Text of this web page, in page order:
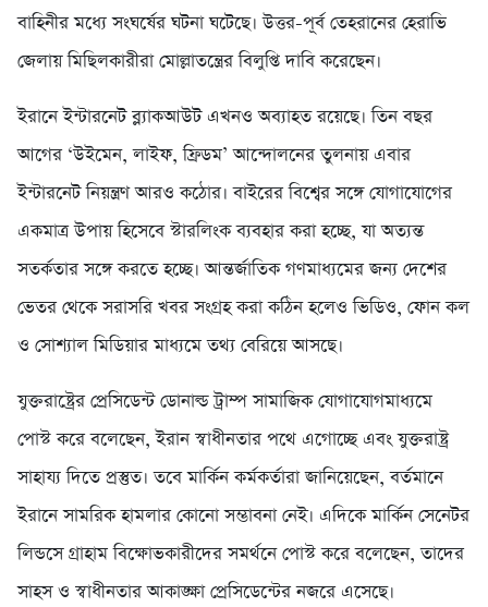
বাহিনীর মধ্যে সংঘর্ষের ঘটনা ঘটেছে। উত্তর-পূর্ব তেহরানের হেরাভি
জেলায় মিছিলকারীরা মোল্লাতন্ত্রের বিলুপ্তি দাবি করেছেন।
ইরানে ইন্টারনেট ব্ল্যাকআউট এখনও অব্যাহত রয়েছে। তিন বছর
আগের ‘উইমেন, লাইফ, ফ্রিডম’ আন্দোলনের তুলনায় এবার
ইন্টারনেট নিয়ন্ত্রণ আরও কঠোর। বাইরের বিশ্বের সঙ্গে যোগাযোগের
একমাত্র উপায় হিসেবে স্টারলিংক ব্যবহার করা হচ্ছে, যা অত্যন্ত
সতর্কতার সঙ্গে করতে হচ্ছে। আন্তর্জাতিক গণমাধ্যমের জন্য দেশের
ভেতর থেকে সরাসরি খবর সংগ্রহ করা কঠিন হলেও ভিডিও, ফোন কল
ও সোশ্যাল মিডিয়ার মাধ্যমে তথ্য বেরিয়ে আসছে।
যুক্তরাষ্ট্রের প্রেসিডেন্ট ডোনাল্ড ট্রাম্প সামাজিক যোগাযোগমাধ্যমে
পোস্ট করে বলেছেন, ইরান স্বাধীনতার পথে এগোচ্ছে এবং যুক্তরাষ্ট্র
সাহায্য দিতে প্রস্তুত। তবে মার্কিন কর্মকর্তারা জানিয়েছেন, বর্তমানে
ইরানে সামরিক হামলার কোনো সম্ভাবনা নেই। এদিকে মার্কিন সেনেটর
লিন্ডসে গ্রাহাম বিক্ষোভকারীদের সমর্থনে পোস্ট করে বলেছেন, তাদের
সাহস ও স্বাধীনতার আকাঙ্ক্ষা প্রেসিডেন্টের নজরে এসেছে।